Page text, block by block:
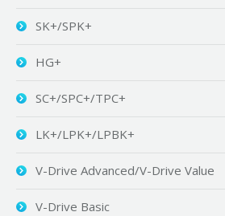
SK+/SPK+
HG+
SC+/SPC+/TPC+
LK+/LPK+/LPBK+
V-Drive Advanced/V-Drive Value
V-Drive Basic